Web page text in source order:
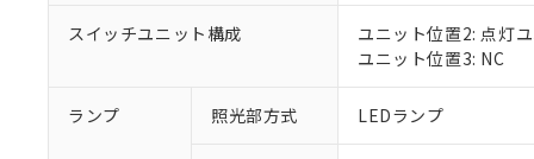
スイッチユニット構成
ユニット位置2: 点灯
ユニット位置3: NC
ランプ 照光部方式 LEDランプ
ご利用条件
対応済み：EU
対応予定：EU
対応予定なし：
非該当品：ライセ
仕入先様の事情に
※1 中国